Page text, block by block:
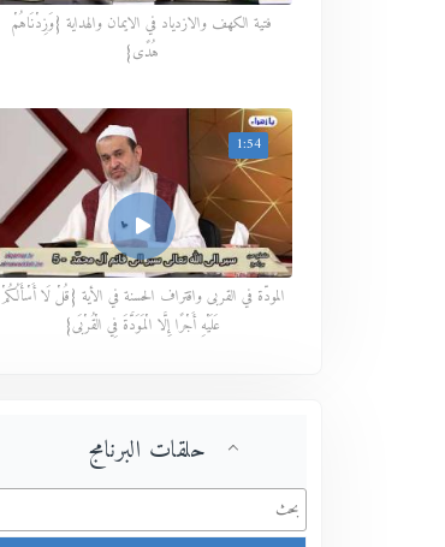
فتية الكهف والازدياد في الايمان والهداية {وَزِدْنَاهُمْ
هُدًى}
1:54
المودّة في القربى واقتراف الحسنة في الأية {قُلْ لَا أَسْأَلُكُمْ
عَلَيْهِ أَجْرًا إِلَّا الْمَوَدَّةَ فِي الْقُرْبَى}
حلقات البرنامج